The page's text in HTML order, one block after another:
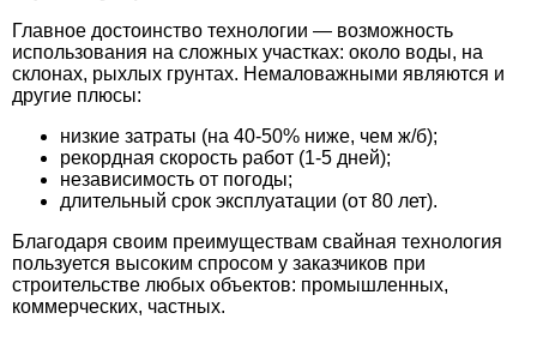
Главное достоинство технологии — возможность
использования на сложных участках: около воды, на
склонах, рыхлых грунтах. Немаловажными являются и
другие плюсы:
низкие затраты (на 40-50% ниже, чем ж/б);
рекордная скорость работ (1-5 дней);
независимость от погоды;
длительный срок эксплуатации (от 80 лет).
Благодаря своим преимуществам свайная технология
пользуется высоким спросом у заказчиков при
строительстве любых объектов: промышленных,
коммерческих, частных.